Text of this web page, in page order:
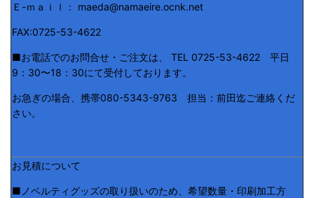
Ｅ-ｍａｉｌ： maeda@namaeire.ocnk.net
FAX:0725-53-4622
■お電話でのお問合せ・ご注文は、 TEL 0725-53-4622 平日
9：30〜18：30にて受付しております。
お急ぎの場合、携帯080-5343-9763 担当：前田迄ご連絡くだ
さい。
お見積について
■ノベルティグッズの取り扱いのため、希望数量・印刷加工方